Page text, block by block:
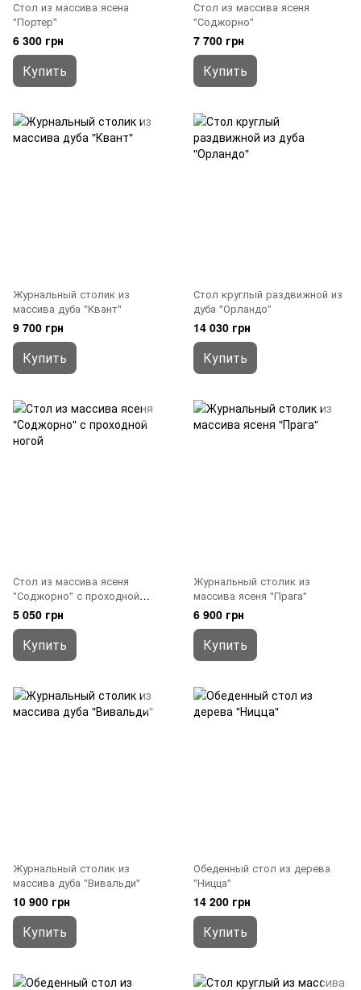
Стол из массива ясена
"Портер"
6 300 грн
Купить
Стол из массива ясеня
"Соджорно"
7 700 грн
Купить
Журнальный столик из
массива дуба "Квант"
9 700 грн
Купить
Стол круглый раздвижной из
дуба "Орландо"
14 030 грн
Купить
Стол из массива ясеня
"Соджорно" с проходной
ногой
5 050 грн
Купить
Журнальный столик из
массива ясеня "Прага"
6 900 грн
Купить
Журнальный столик из
массива дуба "Вивальди"
10 900 грн
Купить
Обеденный стол из дерева
"Ницца"
14 200 грн
Купить